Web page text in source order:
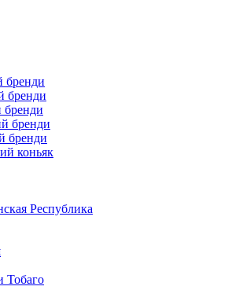
бренди
бренди
бренди
бренди
бренди
коньяк
Республика
Тобаго